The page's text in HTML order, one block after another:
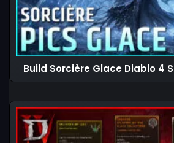
Build Sorcière Glace Diablo 4